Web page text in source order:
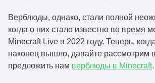
Верблюды, однако, стали полной
когда о них стало известно во время
Minecraft Live в 2022 году. Теперь,
наконец вышло, давайте рассмотрим
предложить нам верблюды в Minecraft.